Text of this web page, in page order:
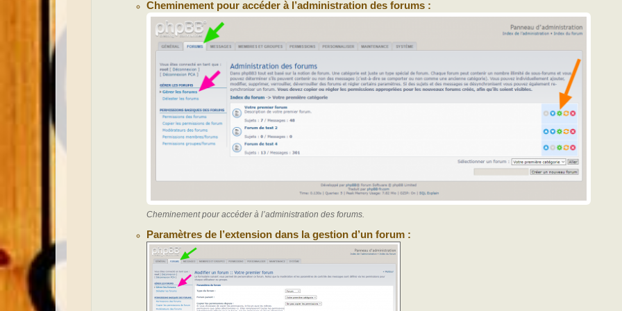
Cheminement pour accéder à l’administration des forums :
Cheminement pour accéder à l’administration des forums.
Paramètres de l’extension dans la gestion d’un forum :